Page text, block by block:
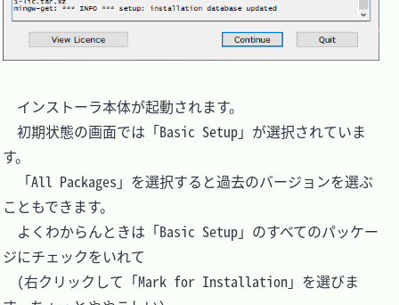
インストーラ本体が起動されます。
初期状態の画面では「Basic Setup」が選択されていま
す。
「All Packages」を選択すると過去のバージョンを選ぶ
こともできます。
よくわからんときは「Basic Setup」のすべてのパッケー
ジにチェックをいれて
(右クリックして「Mark for Installation」を選びま